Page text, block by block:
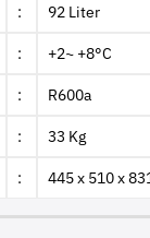
: 92 Liter
: +2~ +8°C
: R600a
: 33 Kg
: 445 x 510 x